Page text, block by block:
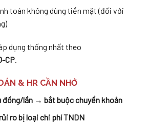
toán không dùng tiền mặt (đối với
dụng thống nhất theo
CP.
& HR CẦN NHỚ
đồng/lần→ bắt buộc chuyển khoản
ro bị loại chi phí TNDN